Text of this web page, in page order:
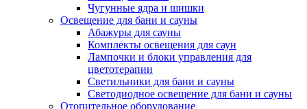
Чугунные ядра и шишки
Освещение для бани и сауны
Абажуры для сауны
Комплекты освещения для саун
Лампочки и блоки управления для
цветотерапии
Светильники для бани и сауны
Светодиодное освещение для бани и сауны
Отопительное оборудование